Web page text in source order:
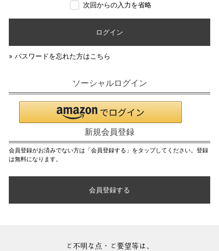
次回からの入力を省略
ログイン
» パスワードを忘れた方はこちら
ソーシャルログイン
新規会員登録
会員登録がお済みでない方は「会員登録する」をタップしてください。登録
は無料になります。
会員登録する
ご不明な点・ご要望等は、